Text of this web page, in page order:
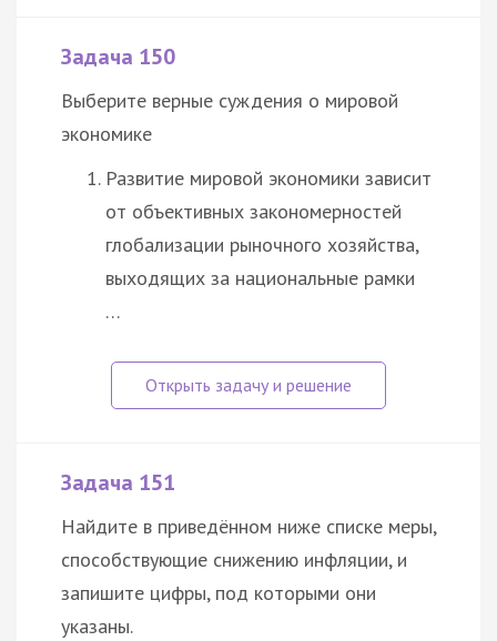
Задача 150
Выберите верные суждения о мировой
экономике
Развитие мировой экономики зависит
от объективных закономерностей
глобализации рыночного хозяйства,
выходящих за национальные рамки
…
Задача 151
Найдите в приведённом ниже списке меры,
способствующие снижению инфляции, и
запишите цифры, под которыми они
указаны.